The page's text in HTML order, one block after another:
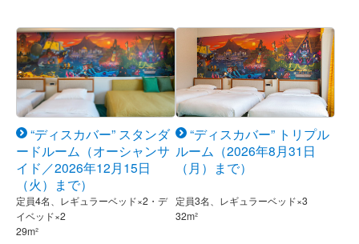
“ディスカバー” スタンダ
ードルーム（オーシャンサ
イド／2026年12月15日
（火）まで）
定員4名、レギュラーベッド×2・デ
イベッド×2
29m²
“ディスカバー” トリプル
ルーム（2026年8月31日
（月）まで）
定員3名、レギュラーベッド×3
32m²